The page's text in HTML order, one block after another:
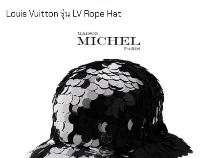
Louis Vuitton รุ่น LV Rope Hat